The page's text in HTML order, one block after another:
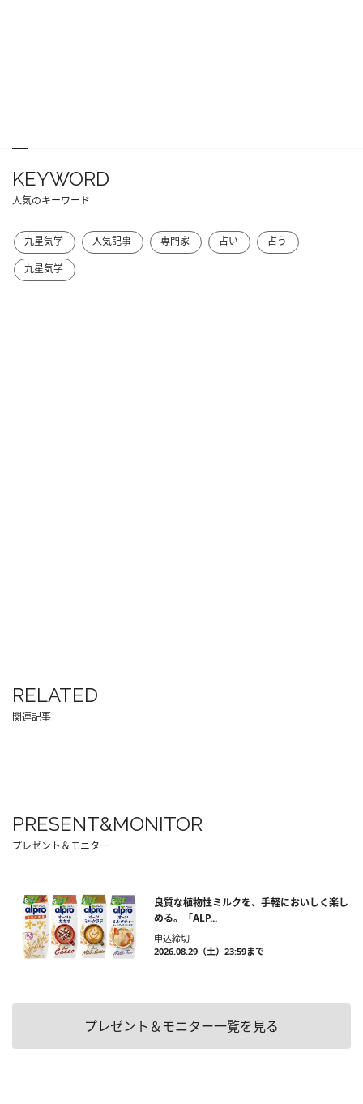
KEYWORD
人気のキーワード
九星気学 人気記事 専門家 占い
占う
九星気学
RELATED
関連記事
PRESENT&MONITOR
プレゼント＆モニター
良質な植物性ミルクを、手軽においしく楽し
める。「ALP...
申込締切
2026.08.29（土）23:59まで
プレゼント＆モニター一覧を見る